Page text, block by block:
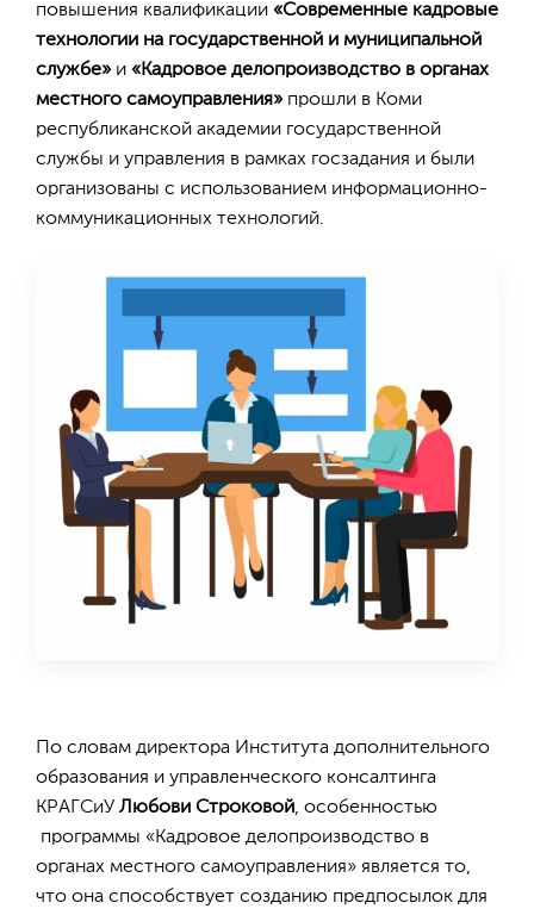
повышения квалификации «Современные кадровые
технологии на государственной и муниципальной
службе»и «Кадровое делопроизводство в органах
местного самоуправления»прошли в Коми
республиканской академии государственной
службы и управления в рамках госзадания и были
организованы с использованием информационно-
коммуникационных технологий.
По словам директора Института дополнительного
образования и управленческого консалтинга
КРАГСиУ Любови Строковой, особенностью
программы «Кадровое делопроизводство в
органах местного самоуправления» является то,
что она способствует созданию предпосылок для